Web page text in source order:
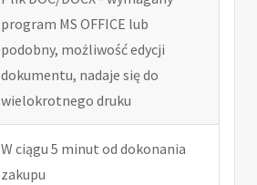
program MS OFFICE lub
podobny, możliwość edycji
dokumentu, nadaje się do
wielokrotnego druku
W ciągu 5 minut od dokonania
zakupu